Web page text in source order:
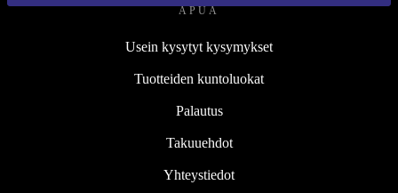
APUA
Usein kysytyt kysymykset
Tuotteiden kuntoluokat
Palautus
Takuuehdot
Yhteystiedot